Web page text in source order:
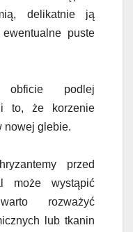
delikatnie ją
puste
obficie podlej
to, że korzenie
nowej glebie.
przed
może wystąpić
rozważyć
lub tkanin